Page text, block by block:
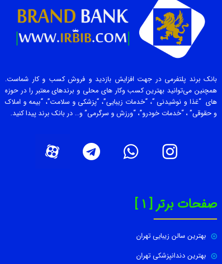
بانک برند پلتفرمی در جهت افزایش بازدید و فروش کسب و کار شماست.
همچنین می‌توانید بهترین کسب وکار های محلی و برندهای معتبر را در حوزه
های “غذا و نوشیدنی “، “خدمات زیبایی”، “پزشکی و سلامت”، “بیمه و املاک
و حقوقی” ، “خدمات خودرو”، “ورزش و سرگرمی” و… در بانک برند پیدا کنید.
صفحات برتر [ 1 ]
بهترین سالن زیبایی تهران
بهترین دندانپزشکی تهران